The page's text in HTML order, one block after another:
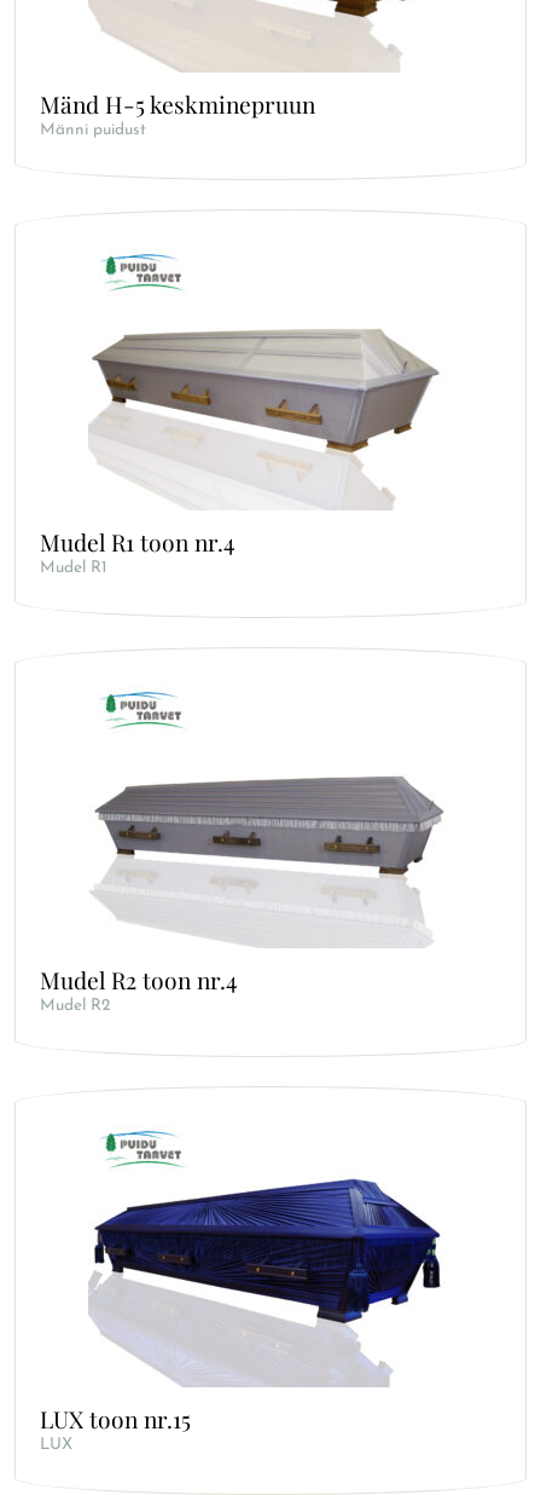
Mänd H-5 keskminepruun
Männi puidust
Mudel R1 toon nr.4
Mudel R1
Mudel R2 toon nr.4
Mudel R2
LUX toon nr.15
LUX